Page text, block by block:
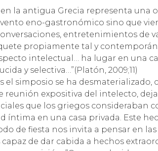
en la antigua Grecia representa una
eno-gastronómico sino que
entretenimientos de
propiamente tal y
intelectual… ha lugar en una
y selectiva…”(Platón, 2009;11)
el simposio se ha
reunión expositiva del intelecto,
que los griegos consideraban
íntima en una casa privada. Este
de fiesta nos invita a pensar en
capaz de dar cabida a hechos